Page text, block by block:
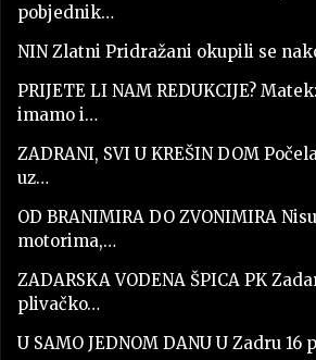
pobjednik…
NIN Zlatni Pridražani okupili se
PRIJETE LI NAM REDUKCIJE?
imamo i…
ZADRANI, SVI U KREŠIN DOM
uz…
OD BRANIMIRA DO ZVONIMIRA
motorima,…
ZADARSKA VODENA ŠPICA PK
plivačko…
U SAMO JEDNOM DANU U Zadru